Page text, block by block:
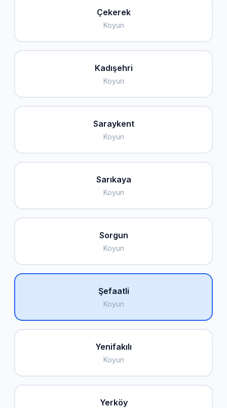
Çekerek
Koyun
Kadışehri
Koyun
Saraykent
Koyun
Sarıkaya
Koyun
Sorgun
Koyun
Şefaatli
Koyun
Yenifakılı
Koyun
Yerköy